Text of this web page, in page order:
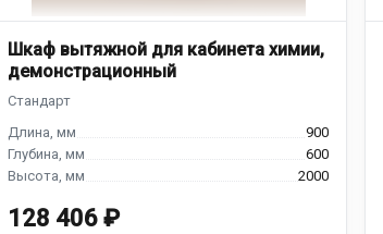
Шкаф вытяжной для кабинета химии,
демонстрационный
900
600
2000
128 406 ₽